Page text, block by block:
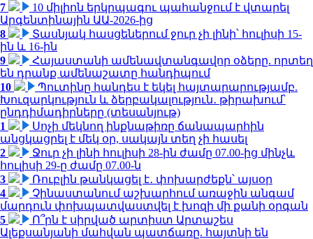
7
10 միլիոն երկրպագու պահանջում է վտարել
Արգենտինային ԱԱ-2026-ից
8
Տասնյակ հասցեներում ջուր չի լինի՝ հուլիսի 15-
ին և 16-ին
9
Հայաստանի ամենավտանգավոր օձերը. որտեղ
են դրանք ամենաշատը հանդիպում
10
Պուտինը հանդես է եկել հայտարարությամբ.
Խուզարկություն և ձերբակալություն․ թիրախում՝
ընդդիմադիրները (տեսանյութ)
1
Սոչի մեկնող ինքնաթիռը ճանապարհին
անցկացրել է մեկ օր, սակայն տեղ չի հասել
2
Ջուր չի լինի հուլիսի 28-ին ժամը 07.00-ից մինչև
հուլիսի 29-ը ժամը 07.00-ն
3
Ռուբլին թանկացել է․ փոխարժեքն՝ այսօր
4
Չինաստանում աշխարհում առաջին անգամ
մարդուն փոխպատվաստվել է խոզի մի քանի օրգան
5
Ո՞րն է սիրված արտիստ Արտաշես
Ալեքսանյանի մահվան պատճառը. հայտնի են